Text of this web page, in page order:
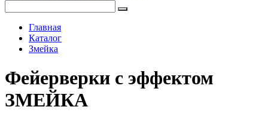
Главная
Каталог
Змейка
Фейерверки с эффектом
ЗМЕЙКА